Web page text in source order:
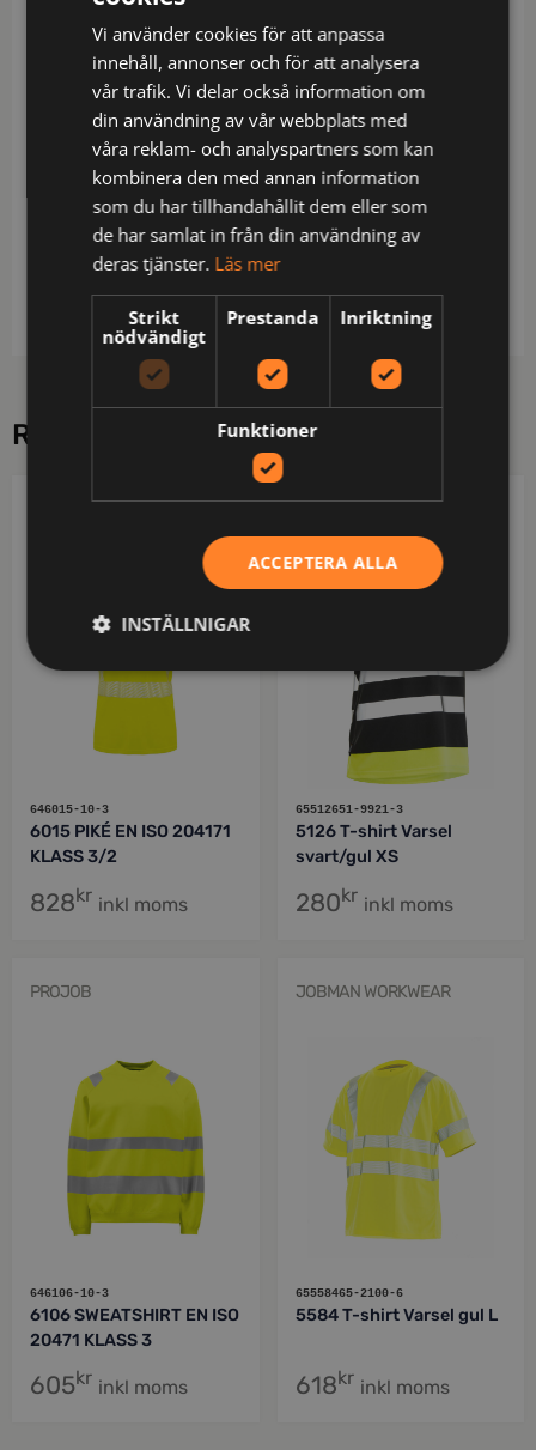
Beskrivning
Lämplig för industritvätt – påsydda reflexer /
Transporterar fukt / Snabbtorkande /
Stretchmaterial / Bomull på insidan / Ribbstickad
halskant / Infällningar i sidorna och ärmarna utan
reflex, för bättre rörelsefrihet / Godkänd enligt EN
ISO 20471 klass 2 för XS-M och klass 3 för L-3XL
samt EN 13758-2 UPF 40+ UV-skydd / Certifierad
efter 25 tvättar / Testad för industritvätt enligt ISO
15797 / OEKO-TEX®-certifierad.
RELATERADE PRODUKTER
646015-10-3
6015 PIKÉ EN ISO 204171
KLASS 3/2
828kr inkl moms
65512651-9921-3
5126 T-shirt Varsel
svart/gul XS
280kr inkl moms
PROJOB
646106-10-3
6106 SWEATSHIRT EN ISO
20471 KLASS 3
605kr inkl moms
JOBMAN WORKWEAR
65558465-2100-6
5584 T-shirt Varsel gul L
618kr inkl moms
Vi använder cookies för att anpassa
innehåll, annonser och för att analysera
vår trafik. Vi delar också information om
din användning av vår webbplats med
våra reklam- och analyspartners som kan
kombinera den med annan information
som du har tillhandahållit dem eller som
de har samlat in från din användning av
deras tjänster. Läs mer
Strikt
nödvändigt
Prestanda Inriktning
Funktioner
ACCEPTERA ALLA
INSTÄLLNIGAR